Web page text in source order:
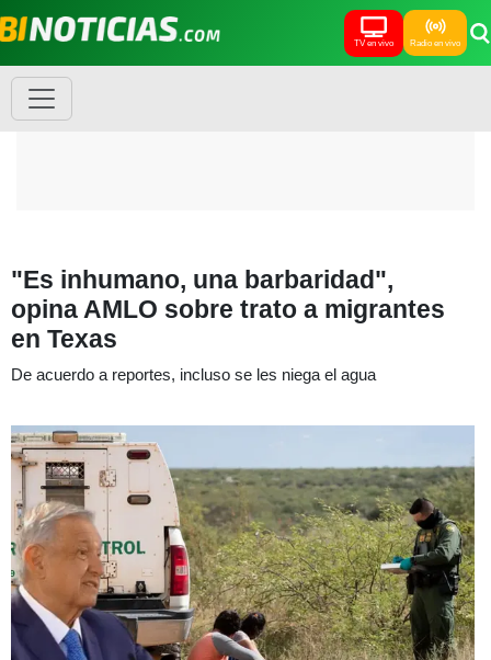
TV en vivo Radio en vivo
"Es inhumano, una barbaridad",
opina AMLO sobre trato a migrantes
en Texas
De acuerdo a reportes, incluso se les niega el agua